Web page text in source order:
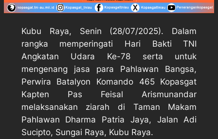
Kubu Raya, Senin (28/07/2025). Dalam
rangka memperingati Hari Bakti TNI
Angkatan Udara Ke-78 serta untuk
mengenang jasa para Pahlawan Bangsa,
Perwira Batalyon Komando 465 Kopasgat
Kapten Pas Feisal Arismunandar
melaksanakan ziarah di Taman Makam
Pahlawan Dharma Patria Jaya, Jalan Adi
Sucipto, Sungai Raya, Kubu Raya.